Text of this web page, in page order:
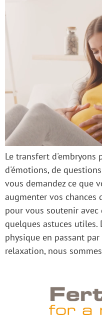
Le transfert d'embryons
d'émotions, de
vous demandez ce que
augmenter vos chances
pour vous soutenir
quelques astuces
physique en passant
relaxation, nous